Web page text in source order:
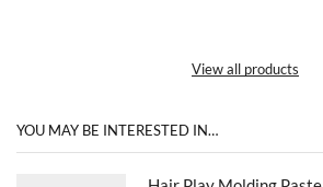
View all products
YOU MAY BE INTERESTED IN…